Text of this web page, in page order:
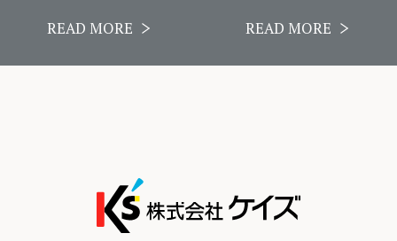
READ MORE READ MORE